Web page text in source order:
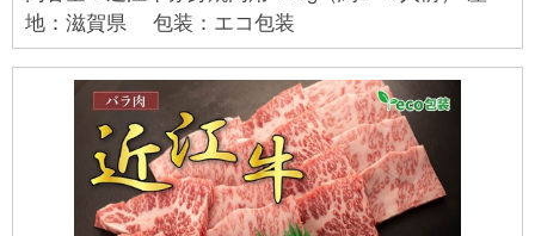
地：滋賀県 包装：エコ包装